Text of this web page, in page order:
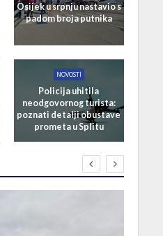
Osijek u srpnju nastavio s
padom broja putnika
NOVOSTI
Policija uhitila
neodgovornog turista:
poznati detalji obustave
prometa u Splitu